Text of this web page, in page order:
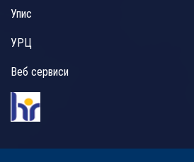
Упис
УРЦ
Веб сервиси